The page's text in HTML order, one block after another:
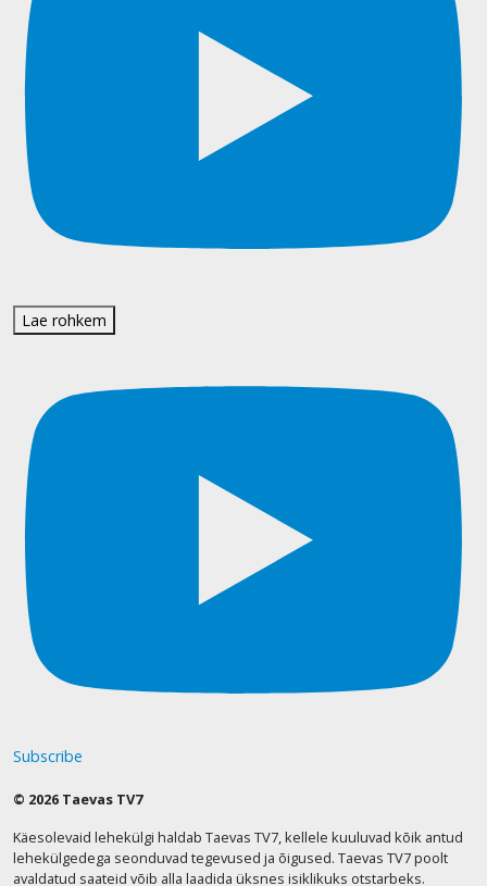
Lae rohkem
Subscribe
© 2026 Taevas TV7
Käesolevaid lehekülgi haldab Taevas TV7, kellele kuuluvad kõik antud
lehekülgedega seonduvad tegevused ja õigused. Taevas TV7 poolt
avaldatud saateid võib alla laadida üksnes isiklikuks otstarbeks.